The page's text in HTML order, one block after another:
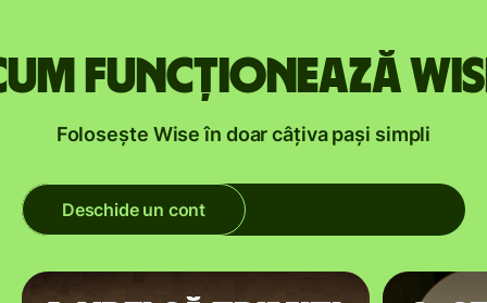
funcționează
Folosește Wise în doar câțiva pași simpli
Deschide un cont